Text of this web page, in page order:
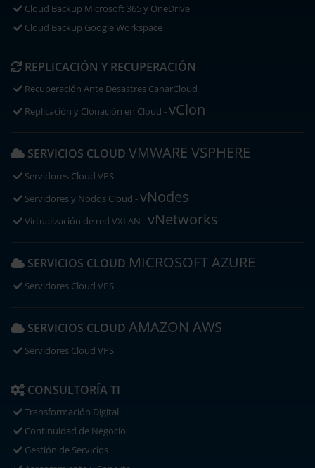
Cloud Backup Microsoft 365 y OneDrive
Cloud Backup Google Workspace
REPLICACIÓN Y RECUPERACIÓN
Recuperación Ante Desastres CanarCloud
Replicación y Clonación en Cloud -vClon
SERVICIOS CLOUD VMWARE VSPHERE
Servidores Cloud VPS
Servidores y Nodos Cloud -vNodes
Virtualización de red VXLAN -vNetworks
SERVICIOS CLOUD MICROSOFT AZURE
Servidores Cloud VPS
SERVICIOS CLOUD AMAZON AWS
Servidores Cloud VPS
CONSULTORÍA TI
Transformación Digital
Continuidad de Negocio
Gestión de Servicios